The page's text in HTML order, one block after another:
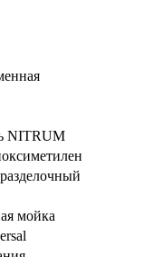
NITRUM
мойка